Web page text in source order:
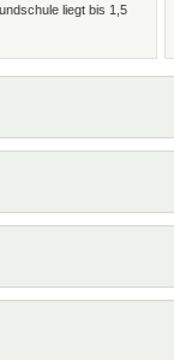
liegt bis 1,5